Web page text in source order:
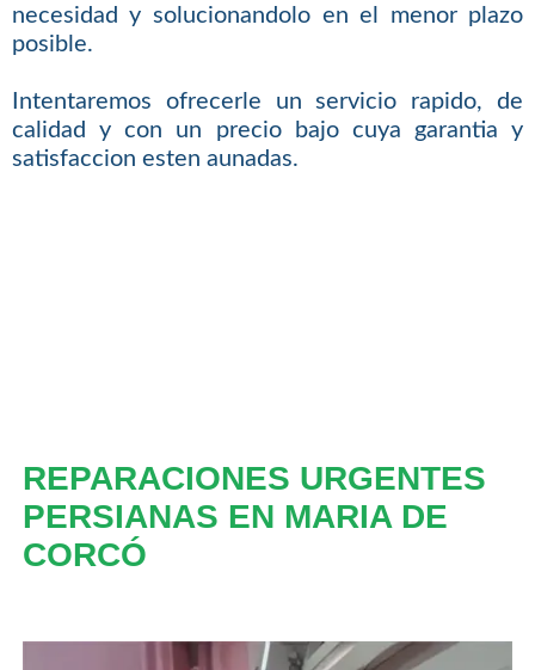
necesidad y solucionandolo en el menor plazo
posible.
Intentaremos ofrecerle un servicio rapido, de
calidad y con un precio bajo cuya garantia y
satisfaccion esten aunadas.
REPARACIONES URGENTES
PERSIANAS EN MARIA DE
CORCÓ